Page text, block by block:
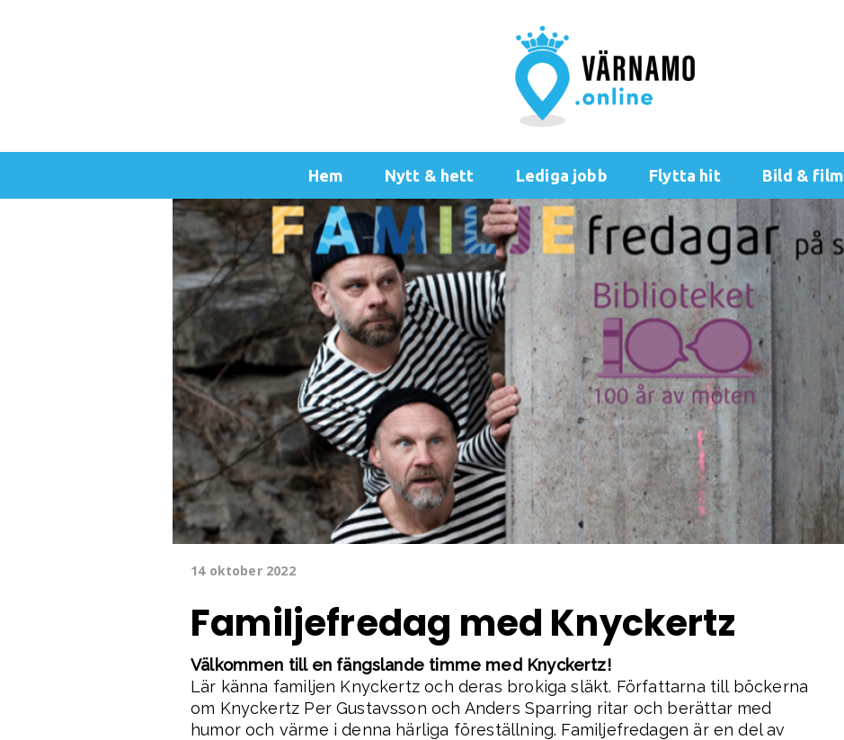
Hem Nytt & hett Lediga jobb Flytta hit Bild & film
14 oktober 2022
Familjefredag med Knyckertz
Välkommen till en fängslande timme med Knyckertz!
Lär känna familjen Knyckertz och deras brokiga släkt. Författarna till böckerna
om Knyckertz Per Gustavsson och Anders Sparring ritar och berättar med
humor och värme i denna härliga föreställning. Familjefredagen är en del av